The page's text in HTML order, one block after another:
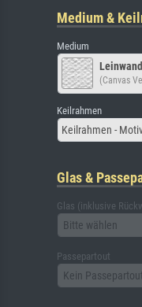
Medium &
Medium
(Canvas
Keilrahmen
Keilrahmen -
Glas &
Glas (inklusive
Bitte wählen
Passepartout
Kein Passepartout